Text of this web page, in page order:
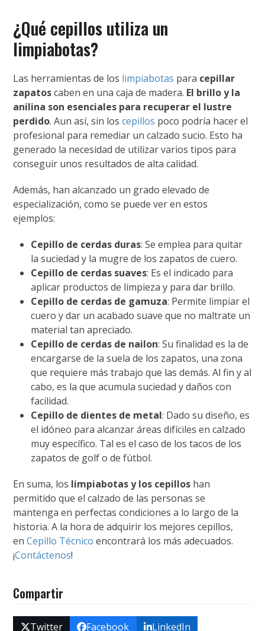
¿Qué cepillos utiliza un
limpiabotas?
Las herramientas de los limpiabotas para cepillar
zapatoscaben en una caja de madera. El brillo y la
anilina son esenciales para recuperar el lustre
perdido. Aun así, sin loscepillos poco podría hacer el
profesional para remediar un calzado sucio. Esto ha
generado la necesidad de utilizar varios tipos para
conseguir unos resultados de alta calidad.
Además, han alcanzado un grado elevado de
especialización, como se puede ver en estos
ejemplos:
Cepillo de cerdas duras: Se emplea para quitar
la suciedad y la mugre de los zapatos de cuero.
Cepillo de cerdas suaves: Es el indicado para
aplicar productos de limpieza y para dar brillo.
Cepillo de cerdas de gamuza: Permite limpiar el
cuero y dar un acabado suave que no maltrate un
material tan apreciado.
Cepillo de cerdas de nailon: Su finalidad es la de
encargarse de la suela de los zapatos, una zona
que requiere más trabajo que las demás. Al fin y al
cabo, es la que acumula suciedad y daños con
facilidad.
Cepillo de dientes de metal: Dado su diseño, es
el idóneo para alcanzar áreas difíciles en calzado
muy específico. Tal es el caso de los tacos de los
zapatos de golf o de fútbol.
En suma, los limpiabotas y los cepillos han
permitido que el calzado de las personas se
mantenga en perfectas condiciones a lo largo de la
historia. A la hora de adquirir los mejores cepillos,
enCepillo Técnico encontrará los más adecuados.
¡Contáctenos!
Compartir
Twitter Facebook LinkedIn